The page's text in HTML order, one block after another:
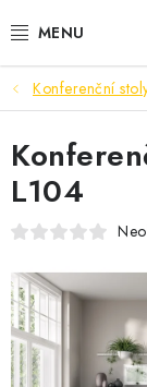
na
SEDACÍ
OBÝVACÍ POKOJ
LOŽNICE
PŘEDSÍNĚ
AKCE
Konferenční
L104